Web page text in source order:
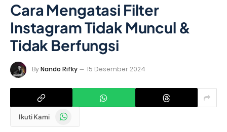
Cara Mengatasi Filter
Instagram Tidak Muncul &
Tidak Berfungsi
ByNando Rifky 15 Desember 2024
Ikuti Kami WhatsApp